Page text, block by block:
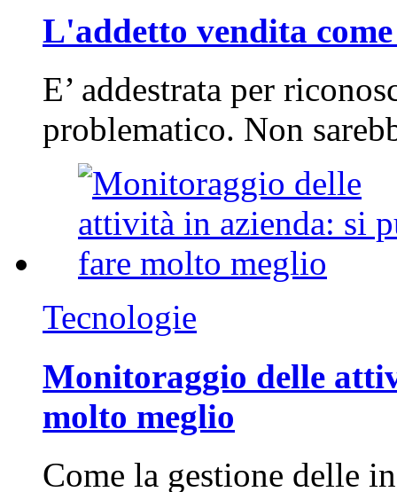
L'addetto vendita
E’ addestrata per
problematico. Non
Tecnologie
Monitoraggio delle
molto meglio
Come la gestione delle